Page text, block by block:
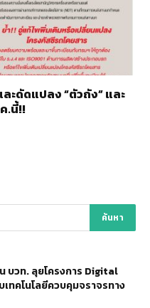
ะดัดแปลง “ตัวถัง” และ
.นี้!!
บวท. ลุยโครงการ Digital
เทคโนโลยีควบคุมจราจรทาง